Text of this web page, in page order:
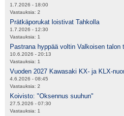
1.7.2026 - 18:00
Vastauksia: 2
Prätkäporukat loistivat Tahkolla
1.7.2026 - 12:30
Vastauksia: 1
Pastrana hyppää voltin Valkoisen talon
10.6.2026 - 20:13
Vastauksia: 1
Vuoden 2027 Kawasaki KX- ja KLX-
4.6.2026 - 08:45
Vastauksia: 2
Koivisto: "Oksennus suuhun"
27.5.2026 - 07:30
Vastauksia: 1